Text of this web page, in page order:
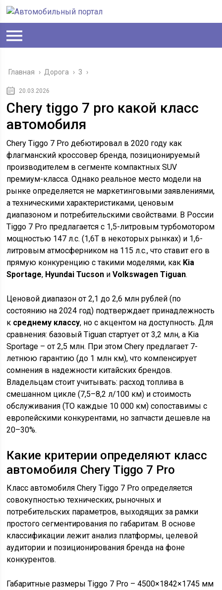
Главная › Дорога › 3 ›
20.03.2026
Chery tiggo 7 pro какой класс
автомобиля
Chery Tiggo 7 Pro дебютировал в 2020 году как
флагманский кроссовер бренда, позиционируемый
производителем в сегменте компактных SUV
премиум-класса. Однако реальное место модели на
рынке определяется не маркетинговыми заявлениями,
а техническими характеристиками, ценовым
диапазоном и потребительскими свойствами. В России
Tiggo 7 Pro предлагается с 1,5-литровым турбомотором
мощностью 147 л.с. (1,6T в некоторых рынках) и 1,6-
литровым атмосферником на 115 л.с., что ставит его в
прямую конкуренцию с такими моделями, как Kia
Sportage, Hyundai Tucson иVolkswagen Tiguan.
Ценовой диапазон от 2,1 до 2,6 млн рублей (по
состоянию на 2024 год) подтверждает принадлежность
к среднему классу, но с акцентом на доступность. Для
сравнения: базовый Tiguan стартует от 3,2 млн, а Kia
Sportage – от 2,5 млн. При этом Chery предлагает 7-
летнюю гарантию (до 1 млн км), что компенсирует
сомнения в надежности китайских брендов.
Владельцам стоит учитывать: расход топлива в
смешанном цикле (7,5–8,2 л/100 км) и стоимость
обслуживания (ТО каждые 10 000 км) сопоставимы с
европейскими конкурентами, но запчасти дешевле на
20–30%.
Какие критерии определяют класс
автомобиля Chery Tiggo 7 Pro
Класс автомобиля Chery Tiggo 7 Pro определяется
совокупностью технических, рыночных и
потребительских параметров, выходящих за рамки
простого сегментирования по габаритам. В основе
классификации лежит анализ платформы, целевой
аудитории и позиционирования бренда на фоне
конкурентов.
Габаритные размеры Tiggo 7 Pro – 4500×1842×1745 мм